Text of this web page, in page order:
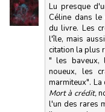
Lu presque
Céline dans le
du livre. Les
l'île, mais
citation la plus
" les baveux,
noueux, les
marmiteux".
Mort à crédit,
l'un des rares